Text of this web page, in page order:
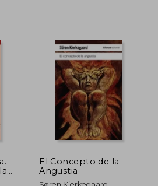
El Concepto de la
Angustia